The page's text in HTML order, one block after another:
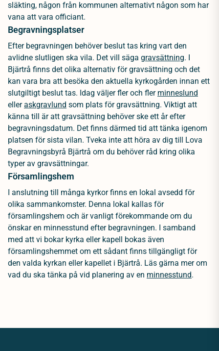
släkting, någon från kommunen alternativt någon som har
vana att vara officiant.
Begravningsplatser
Efter begravningen behöver beslut tas kring vart den
avlidne slutligen ska vila. Det vill säga gravsättning. I
Bjärtrå finns det olika alternativ för gravsättning och det
kan vara bra att besöka den aktuella kyrkogården innan ett
slutgiltigt beslut tas. Idag väljer fler och fler minneslund
elleraskgravlund som plats för gravsättning. Viktigt att
känna till är att gravsättning behöver ske ett år efter
begravningsdatum. Det finns därmed tid att tänka igenom
platsen för sista vilan. Tveka inte att höra av dig till Lova
Begravningsbyrå Bjärtrå om du behöver råd kring olika
typer av gravsättningar.
Församlingshem
I anslutning till många kyrkor finns en lokal avsedd för
olika sammankomster. Denna lokal kallas för
församlingshem och är vanligt förekommande om du
önskar en minnesstund efter begravningen. I samband
med att vi bokar kyrka eller kapell bokas även
församlingshemmet om ett sådant finns tillgängligt för
den valda kyrkan eller kapellet i Bjärtrå. Läs gärna mer om
vad du ska tänka på vid planering av en minnesstund.